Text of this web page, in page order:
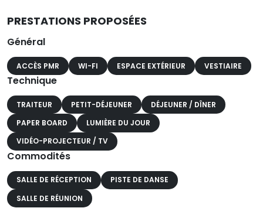
PRESTATIONS PROPOSÉES
Général
ACCÈS PMR WI-FI ESPACE EXTÉRIEUR VESTIAIRE
Technique
TRAITEUR PETIT-DÉJEUNER
DÉJEUNER / DÎNER
PAPER BOARD
LUMIÈRE DU JOUR
VIDÉO-PROJECTEUR / TV
Commodités
SALLE DE RÉCEPTION
PISTE DE DANSE
SALLE DE RÉUNION